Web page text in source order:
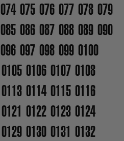
074 075 076 077 078 079
085 086 087 088 089 090
096 097 098 099 0100
0105 0106 0107 0108
0113 0114 0115 0116
0121 0122 0123 0124
0129 0130 0131 0132